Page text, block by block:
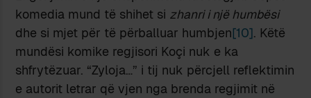
komedia mund të shihet si zhanri i një humbësi
dhe si mjet për të përballuar humbjen[10]. Këtë
mundësi komike regjisori Koçi nuk e ka
shfrytëzuar. “Zyloja…” i tij nuk përcjell reflektimin
e autorit letrar që vjen nga brenda regjimit në